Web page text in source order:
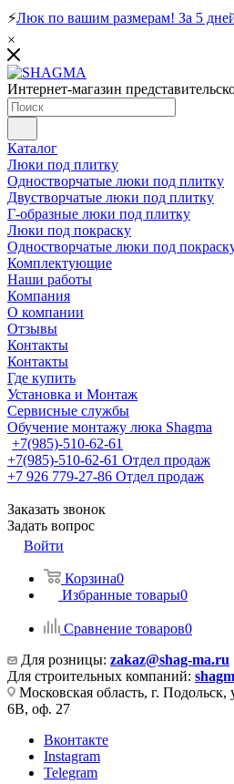
⚡Люк по вашим размерам! За 5
×
Интернет-магазин
Каталог
Люки под плитку
Одностворчатые люки под плитку
Двустворчатые люки под плитку
Г-образные люки под плитку
Люки под покраску
Одностворчатые люки под
Комплектующие
Наши работы
Компания
О компании
Отзывы
Контакты
Контакты
Где купить
Установка и Монтаж
Сервисные службы
Обучение монтажу люка Shagma
+7(985)-510-62-61
+7(985)-510-62-61 Отдел продаж
‪+7 926 779-27-86‬ Отдел продаж
Заказать звонок
Задать вопрос
Войти
Корзина0
Избранные товары0
Сравнение товаров0
Для розницы: zakaz@shag-ma.ru
Для строительных компаний:
Московская область, г. Подольск,
6В, оф. 27
Вконтакте
Instagram
Telegram